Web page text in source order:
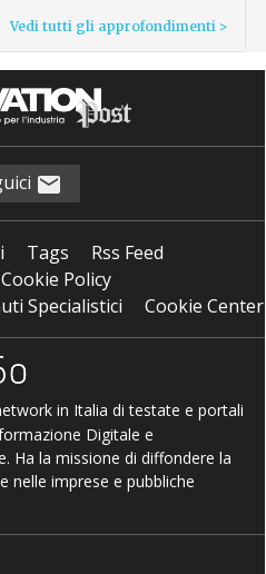
Vedi tutti gli approfondimenti >
Tags
Rss Feed
Policy
Specialistici
Cookie Center
in Italia di testate e portali
Digitale e
Ha la missione di diffondere la
nelle imprese e pubbliche